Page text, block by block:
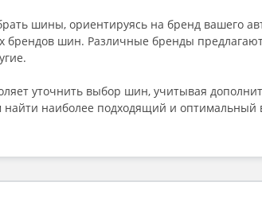
шины, ориентируясь на бренд вашего
брендов шин. Различные бренды
уточнить выбор шин, учитывая
найти наиболее подходящий и